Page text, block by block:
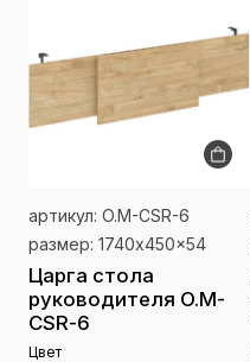
артикул: O.M-CSR-6
размер: 1740x450x54
Царга стола
руководителя O.M-
CSR-6
Цвет